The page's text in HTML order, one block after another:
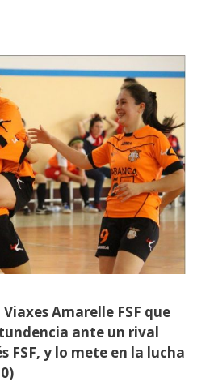
Amarelle FSF que
ante un rival
FSF, y lo mete en la lucha